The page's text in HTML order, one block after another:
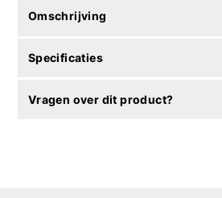
Omschrijving
Specificaties
Vragen over dit product?